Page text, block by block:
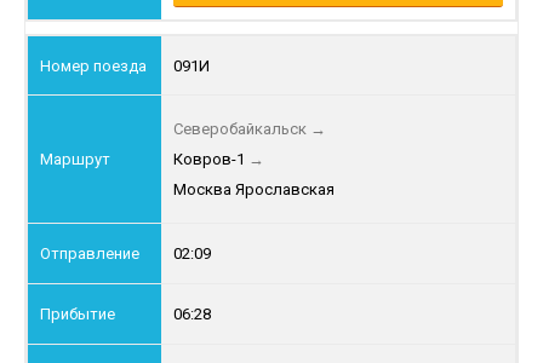
091И
Северобайкальск →
Ковров-1 →
Москва Ярославская
02:09
06:28